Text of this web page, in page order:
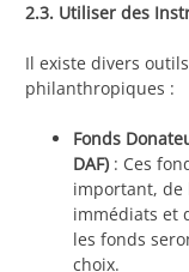
2.3. Utiliser des
Il existe divers
philanthropiques :
Fonds
DAF) : Ces
important, de
immédiats et
les fonds
choix.